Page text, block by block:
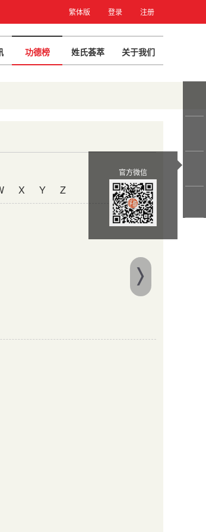
繁体版 登录 注册
功德榜 姓氏荟萃 关于我们
X Y Z
官方微信